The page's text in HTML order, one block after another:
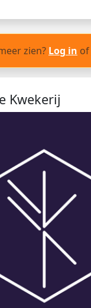
zien? Log in of
Kwekerij